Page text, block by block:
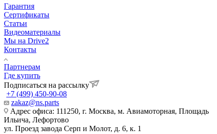
Гарантия
Сертификаты
Статьи
Видеоматериалы
Мы на Drive2
Контакты
Партнерам
Где купить
Подписаться на рассылку
+7 (499) 450-90-08
zakaz@ns.parts
Адрес офиса: 111250, г. Москва, м. Авиамоторная, Площадь
Ильича, Лефортово
ул. Проезд завода Серп и Молот, д. 6, к. 1